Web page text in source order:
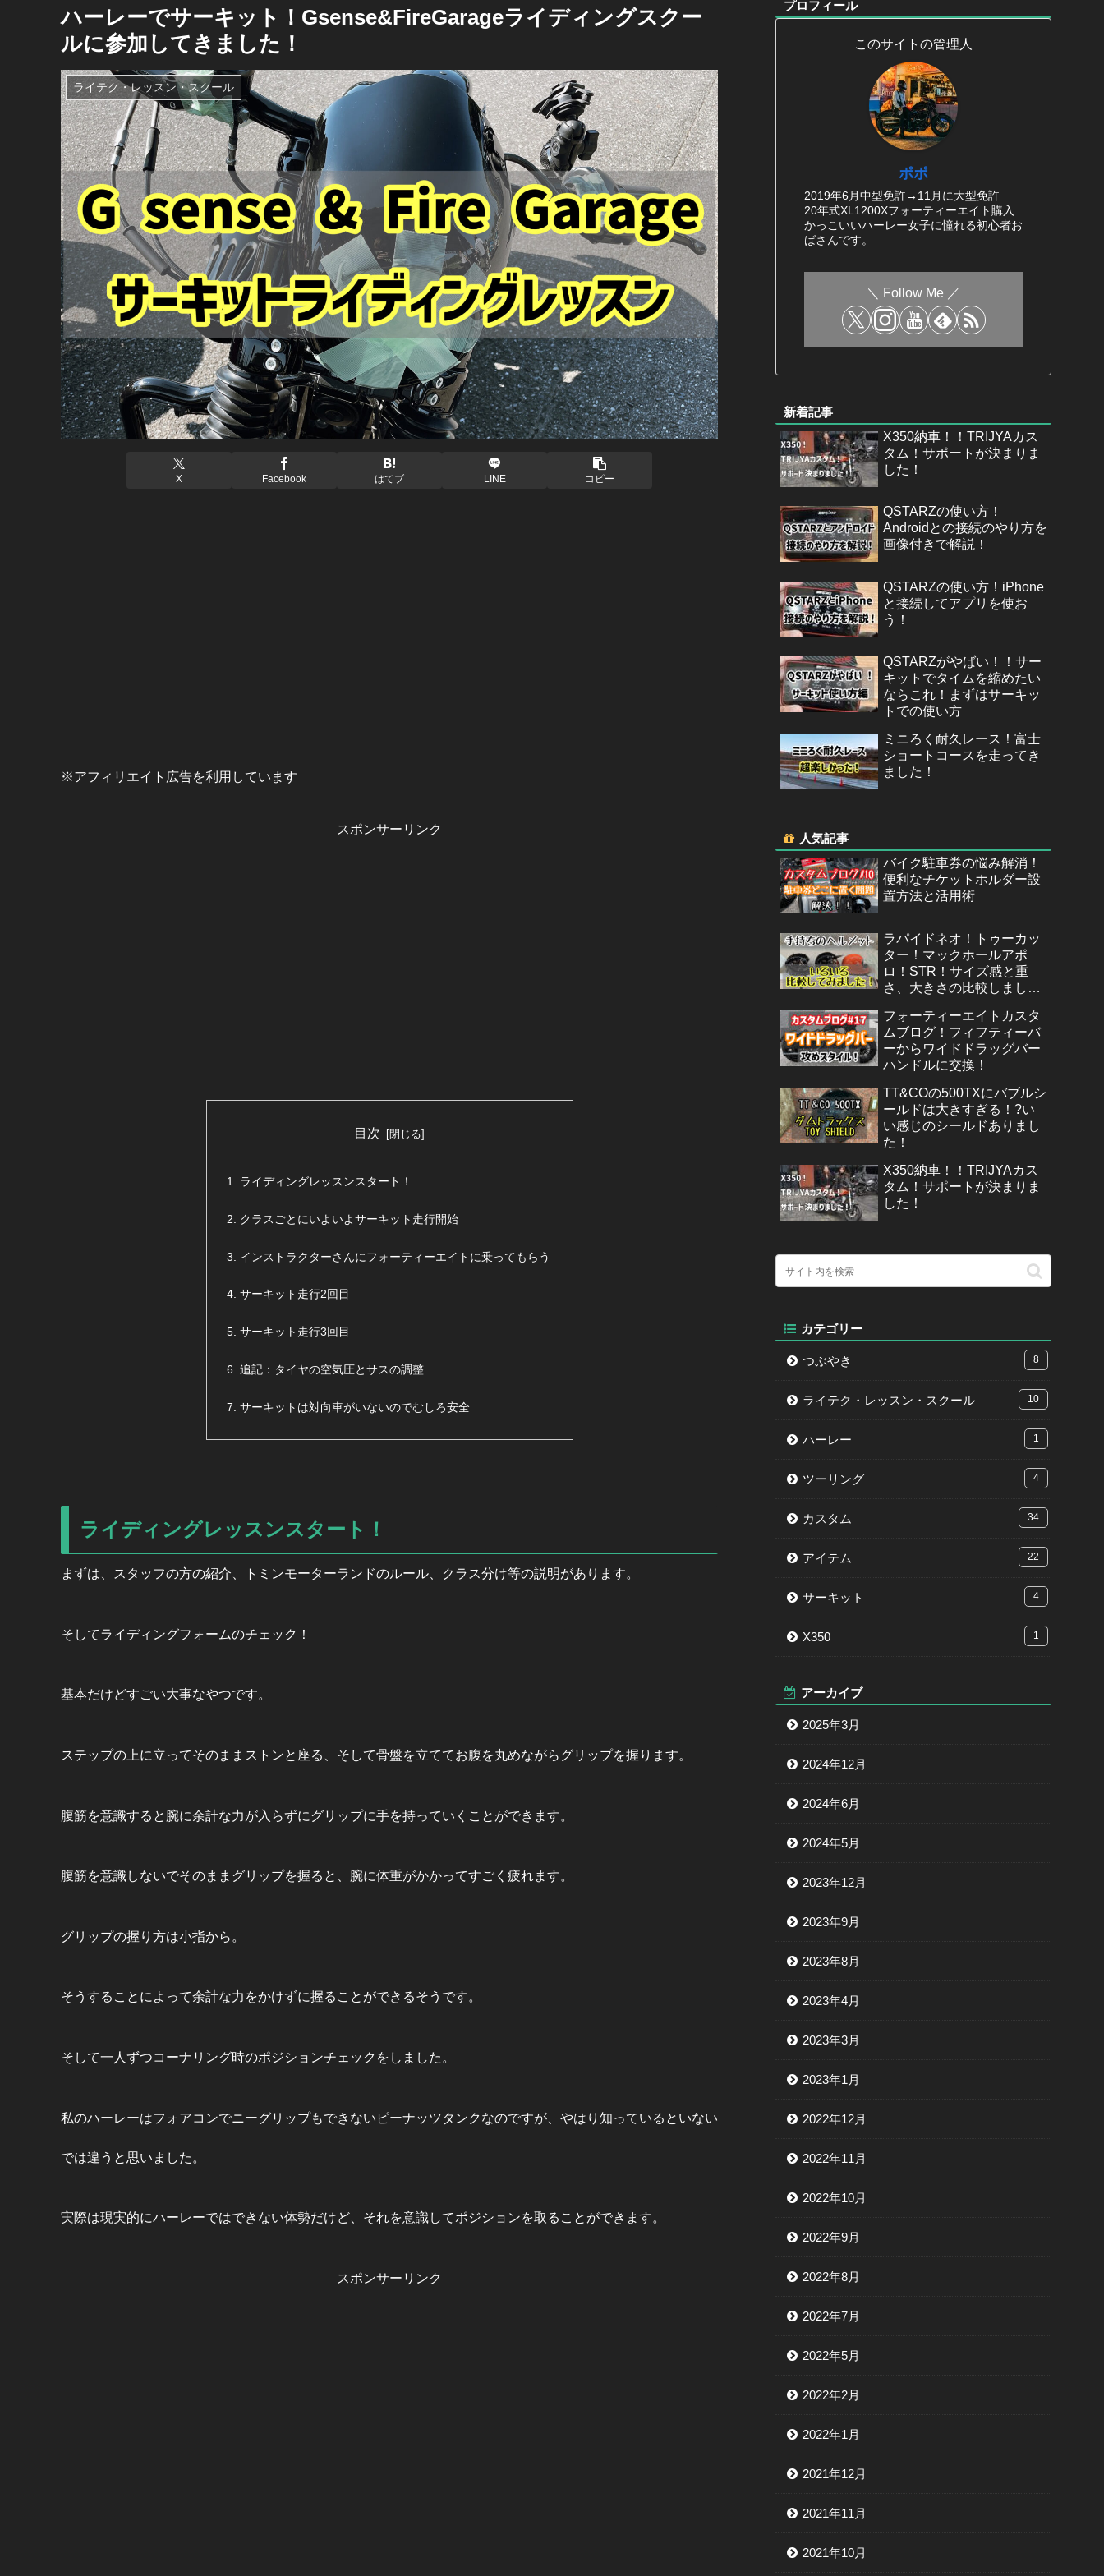
ハーレーでサーキット！Gsense&FireGarageライディングスクー
ルに参加してきました！
ライテク・レッスン・スクール
X Facebook はてブ LINE コピー
※アフィリエイト広告を利用しています
スポンサーリンク
目次
ライディングレッスンスタート！
クラスごとにいよいよサーキット走行開始
インストラクターさんにフォーティーエイトに乗ってもらう
サーキット走行2回目
サーキット走行3回目
追記：タイヤの空気圧とサスの調整
サーキットは対向車がいないのでむしろ安全
ライディングレッスンスタート！
まずは、スタッフの方の紹介、トミンモーターランドのルール、クラス分け等の説明があります。
そしてライディングフォームのチェック！
基本だけどすごい大事なやつです。
ステップの上に立ってそのままストンと座る、そして骨盤を立ててお腹を丸めながらグリップを握ります。
腹筋を意識すると腕に余計な力が入らずにグリップに手を持っていくことができます。
腹筋を意識しないでそのままグリップを握ると、腕に体重がかかってすごく疲れます。
グリップの握り方は小指から 。
そうすることによって余計な力をかけずに握ることができるそうです。
そして一人ずつコーナリング時のポジションチェックをしました。
私のハーレーはフォアコンでニーグリップもできないピーナッツタンクなのですが、やはり知っているといない
では違うと思いました。
実際は現実的にハーレーではできない体勢だけど、それを意識してポジションを取ることができます。
スポンサーリンク
プロフィール
このサイトの管理人
ポポ
2019年6月中型免許→11月に大型免許
20年式XL1200Xフォーティーエイト購入
かっこいいハーレー女子に憧れる初心者お
ばさんです。
新着記事
X350納車！！TRIJYAカス
タム！サポートが決まりま
した！
QSTARZの使い方！
Androidとの接続のやり方を
画像付きで解説！
QSTARZの使い方！iPhone
と接続してアプリを使お
う！
QSTARZがやばい！！サー
キットでタイムを縮めたい
ならこれ！まずはサーキッ
トでの使い方
ミニろく耐久レース！富士
ショートコースを走ってき
ました！
人気記事
バイク駐車券の悩み解消！
便利なチケットホルダー設
置方法と活用術
ラパイドネオ！トゥーカッ
ター！マックホールアポ
ロ！STR！サイズ感と重
さ、大きさの比較しまし
フォーティーエイトカスタ
ムブログ！フィフティーバ
ーからワイドドラッグバー
ハンドルに交換！
TT&COの500TXにバブルシ
ールドは大きすぎる！?い
い感じのシールドありまし
た！
X350納車！！TRIJYAカス
タム！サポートが決まりま
した！
カテゴリー
つぶやき 8
ライテク・レッスン・スクール 10
ハーレー 1
ツーリング 4
カスタム 34
アイテム 22
サーキット 4
X350 1
アーカイブ
2025年3月
2024年12月
2024年6月
2024年5月
2023年12月
2023年9月
2023年8月
2023年4月
2023年3月
2023年1月
2022年12月
2022年11月
2022年10月
2022年9月
2022年8月
2022年7月
2022年5月
2022年2月
2022年1月
2021年12月
2021年11月
2021年10月